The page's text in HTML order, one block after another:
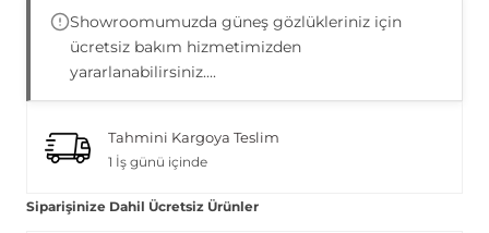
Showroomumuzda güneş gözlükleriniz için
ücretsiz bakım hizmetimizden
yararlanabilirsiniz....
Tahmini Kargoya Teslim
1 İş günü içinde
Siparişinize Dahil Ücretsiz Ürünler